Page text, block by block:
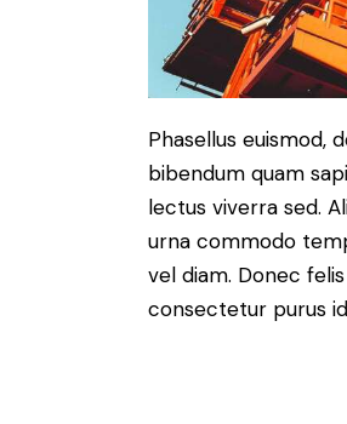
Phasellus euismod,
bibendum quam
lectus viverra sed.
urna commodo
vel diam. Donec
consectetur purus